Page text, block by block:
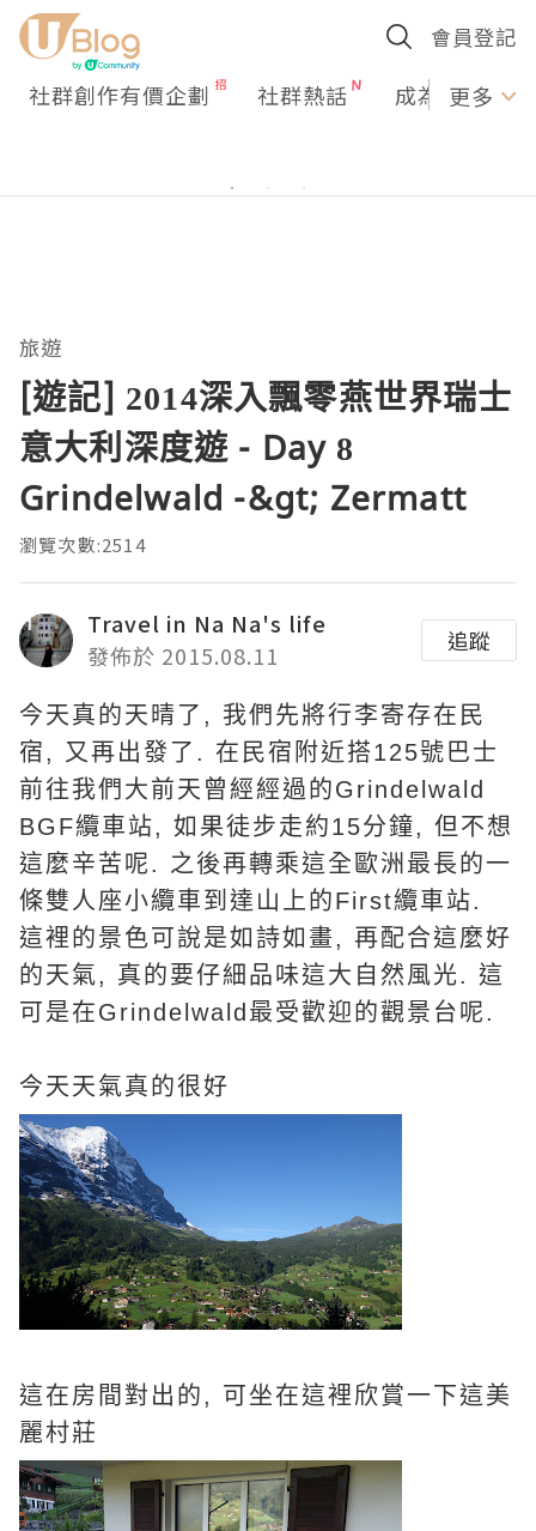
會員登記
社群創作有價企劃 社群熱話 成為U更多
旅遊
[遊記] 2014深入飄零燕世界瑞士
意大利深度遊 - Day 8
Grindelwald -&gt; Zermatt
瀏覽次數:2514
Travel in Na Na's life
發佈於 2015.08.11
追蹤
今天真的天晴了, 我們先將行李寄存在民
宿, 又再出發了. 在民宿附近搭125號巴士
前往我們大前天曾經經過的Grindelwald
BGF纜車站, 如果徒步走約15分鐘, 但不想
這麼辛苦呢. 之後再轉乘這全歐洲最長的一
條雙人座小纜車到達山上的First纜車站.
這裡的景色可說是如詩如畫, 再配合這麼好
的天氣, 真的要仔細品味這大自然風光. 這
可是在Grindelwald最受歡迎的觀景台呢.
今天天氣真的很好
這在房間對出的, 可坐在這裡欣賞一下這美
麗村莊